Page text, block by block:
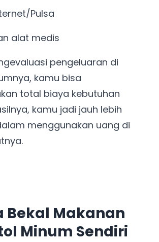
Pulsa
alat medis
pengeluaran di
kamu bisa
total biaya kebutuhan
kamu jadi jauh lebih
menggunakan uang di
Bekal Makanan
Minum Sendiri